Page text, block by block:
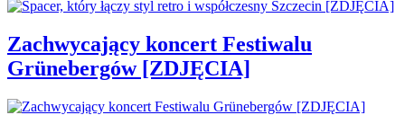
Zachwycający koncert Festiwalu
Grünebergów [ZDJĘCIA]